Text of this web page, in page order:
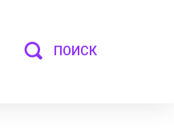
ПОИСК